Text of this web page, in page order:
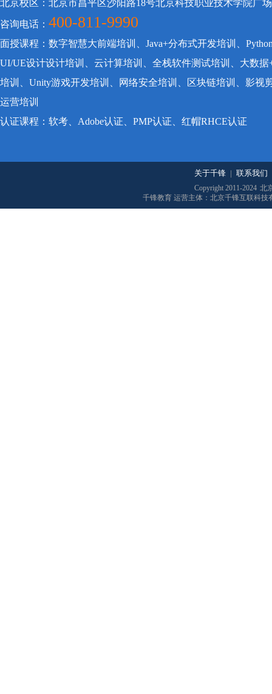
北京校区：北京市昌平区沙阳路18号北京科技职业技术学院广
咨询电话： 400-811-9990
面授课程：数字智慧大前端培训、Java+分布式开发培训、
UI/UE设计设计培训、云计算培训、全栈软件测试培训、大数
培训、Unity游戏开发培训、网络安全培训、区块链培训、影视
运营培训
认证课程：软考、Adobe认证、PMP认证、红帽RHCE认证
关于千锋 | 联系我们
Copyright 2011-2024 北
千锋教育 运营主体：北京千锋互联科